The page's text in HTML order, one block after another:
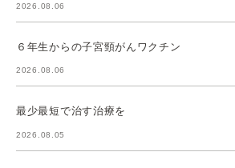
2026.08.06
６年生からの子宮頸がんワクチン
2026.08.06
最少最短で治す治療を
2026.08.05